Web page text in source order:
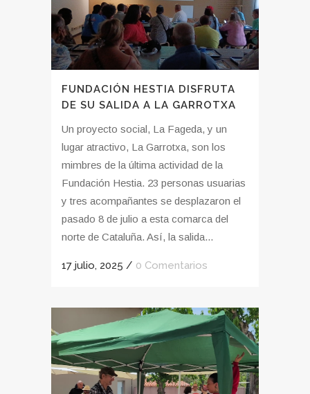
FUNDACIÓN HESTIA DISFRUTA
DE SU SALIDA A LA GARROTXA
Un proyecto social, La Fageda, y un
lugar atractivo, La Garrotxa, son los
mimbres de la última actividad de la
Fundación Hestia. 23 personas usuarias
y tres acompañantes se desplazaron el
pasado 8 de julio a esta comarca del
norte de Cataluña. Así, la salida...
17 julio, 2025 / 0 Comentarios